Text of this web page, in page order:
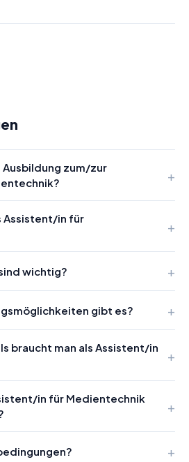
zum/zur
Assistent/in für
wichtig?
gibt es?
braucht man als Assistent/in
in für Medientechnik